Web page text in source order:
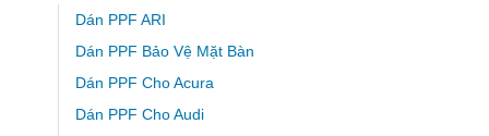
Dán PPF ARI
Dán PPF Bảo Vệ Mặt Bàn
Dán PPF Cho Acura
Dán PPF Cho Audi